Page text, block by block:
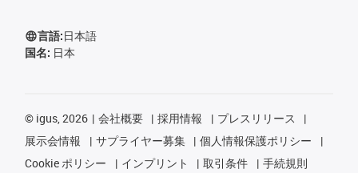
言語:日本語
国名: 日本
© igus, 2026 会社概要 採用情報
プレスリリース
展示会情報
サプライヤー募集
個人情報保護ポリシー
Cookie ポリシー
インプリント 取引条件 手続規則